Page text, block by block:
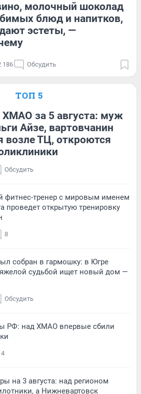
молочный шоколад
блюд и напитков,
эстеты, —
186 Обсудить
ТОП 5
ХМАО за 5 августа: муж
Айзе, вартовчанин
возле ТЦ, откроются
Обсудить
фитнес-тренер с мировым именем
проведет открытую тренировку
8
собран в гармошку: в Югре
судьбой ищет новый дом —
Обсудить
РФ: над ХМАО впервые сбили
4
на 3 августа: над регионом
а Нижневартовск